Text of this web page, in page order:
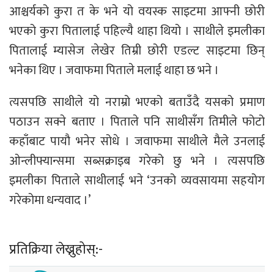
आश्चर्यको कुरा त के भने यो वयस्क साइटमा आफ्नी छोरी
भएको कुरा पितालाई पहिल्यै थाहा थियो । साथीले इमलीका
पितालाई म्यासेज लेखेर तिम्री छोरी एडल्ट साइटमा छिन्
भनेका थिए । जवाफमा पिताले मलाई थाहा छ भने ।
त्यसपछि साथीले यो नराम्रो भएको बताउँदै यसको प्रमाण
पठाउन सक्ने बताए । पिताले पनि साथीसँग तिमीले फोटो
कहाँबाट पायौ भनेर सोधे । जवाफमा साथीले मैले उनलाई
ओन्लीफ्यान्समा सब्सक्राइब गरेको छु भने । त्यसपछि
इमलीका पिताले साथीलाई भने ‘उनको व्यवसायमा सहयोग
गरेकोमा धन्यवाद ।’
प्रतिक्रिया लेख्नुहोस्:-